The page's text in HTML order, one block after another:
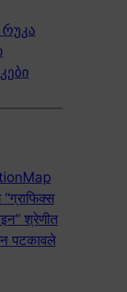
श्रेणीत
पटकावले